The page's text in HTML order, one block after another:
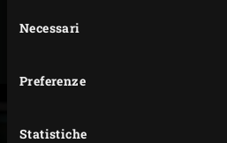
delNecessari
Preferenze
Statistiche
Large